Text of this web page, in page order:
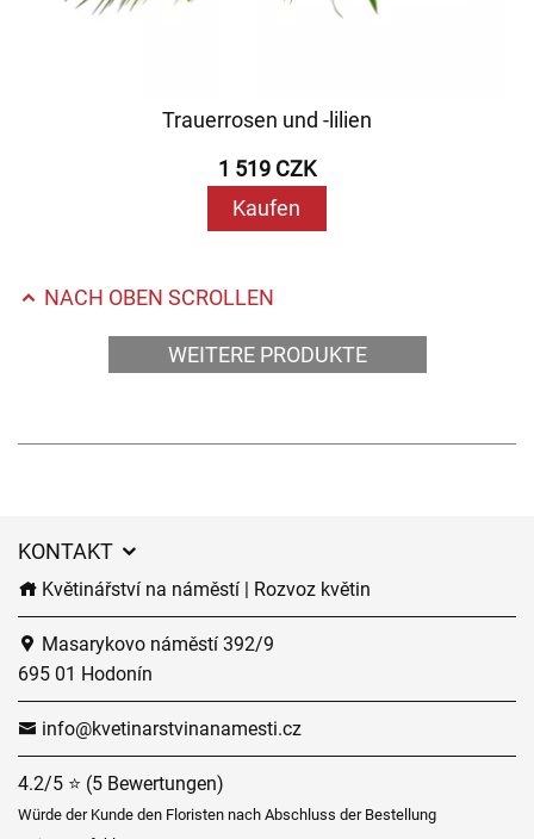
Trauerrosen und -lilien
1 519 CZK
Kaufen
NACH OBEN SCROLLEN
WEITERE PRODUKTE
KONTAKT
Květinářství na náměstí | Rozvoz květin
Masarykovo náměstí 392/9
695 01 Hodonín
info@kvetinarstvinanamesti.cz
4.2/5 ⭐ (5 Bewertungen)
Würde der Kunde den Floristen nach Abschluss der Bestellung